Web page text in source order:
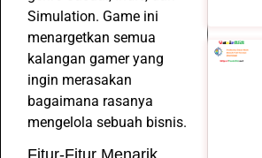
Simulation. Game ini
menargetkan semua
kalangan gamer yang
ingin merasakan
bagaimana rasanya
mengelola sebuah bisnis.
Fitur-Fitur Menarik